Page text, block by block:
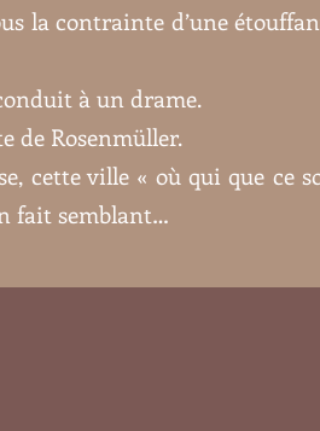
la contrainte d’une
à un drame.
de Rosenmüller.
cette ville « où qui que ce
fait semblant…